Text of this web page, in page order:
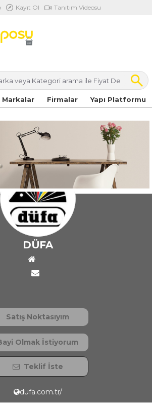
Kayıt Ol Tanıtım Videosu
Markalar Firmalar Yapı Platformu
DÜFA
Satış Noktasıyım
Olmak İstiyorum
Teklif İste
dufa.com.tr/